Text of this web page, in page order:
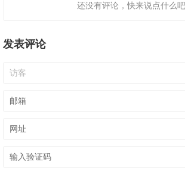
还没有评论，快来说点什么
发表评论